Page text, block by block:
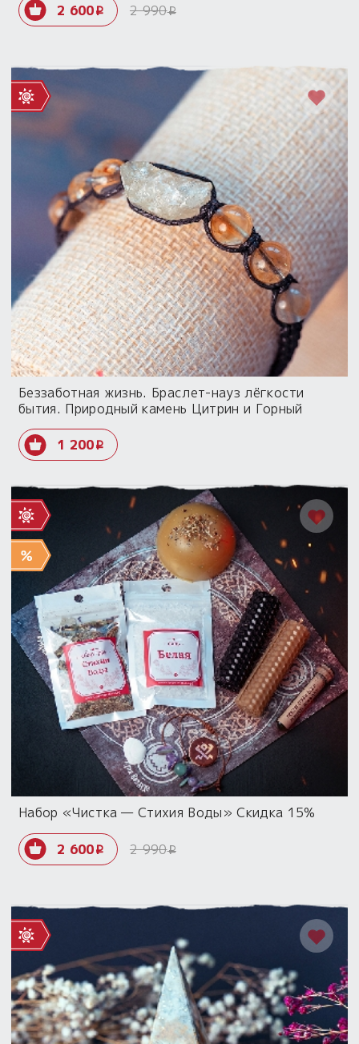
2 600i 2 990i
Беззаботная жизнь. Браслет-науз лёгкости
бытия. Природный камень Цитрин и Горный
Хрусталь
1 200i
Набор «Чистка — Стихия Воды» Скидка 15%
2 600i 2 990i